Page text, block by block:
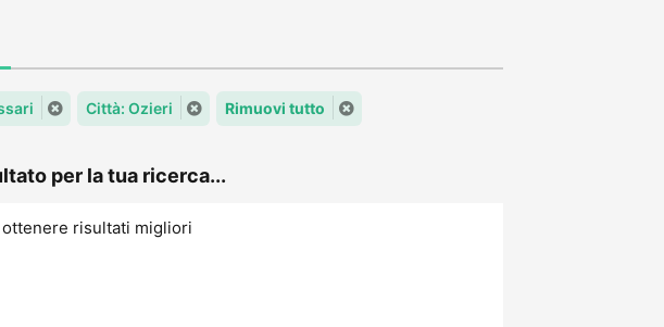
Città: Ozieri Rimuovi tutto
per la tua ricerca...
risultati migliori